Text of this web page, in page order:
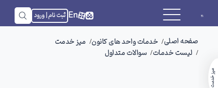
ثبت نام | ورود En
صفحه اصلی خدمات واحد های کانون
میز خدمت
لیست خدمات
سوالات متداول
میز خدمت